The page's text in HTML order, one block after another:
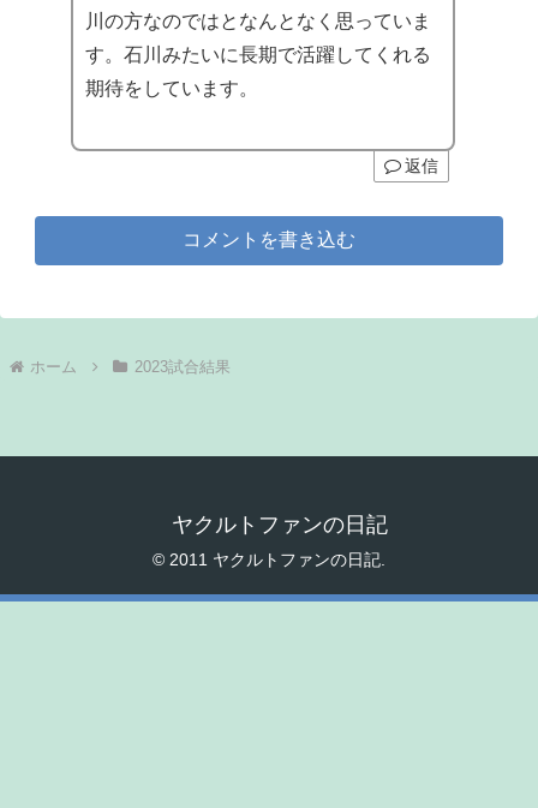
川の方なのではとなんとなく思っていま
す。石川みたいに長期で活躍してくれる
期待をしています。
返信
コメントを書き込む
ホーム 2023試合結果
ヤクルトファンの日記
© 2011 ヤクルトファンの日記.